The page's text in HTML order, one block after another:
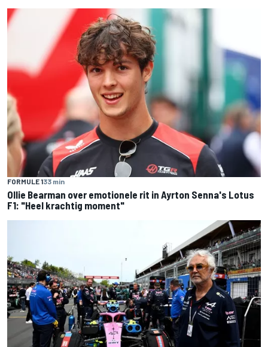
FORMULE 133 min
Ollie Bearman over emotionele rit in Ayrton Senna's Lotus
F1: "Heel krachtig moment"